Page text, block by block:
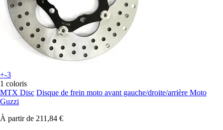
+-3
1 coloris
MTX Disc Disque de frein moto avant gauche/droite/arrière Moto
Guzzi
À partir de 211,84 €